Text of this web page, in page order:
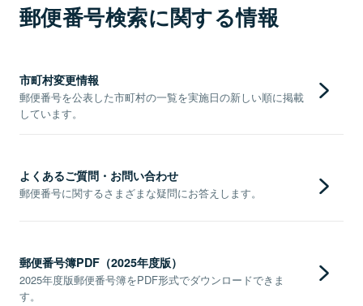
郵便番号検索に関する情報
市町村変更情報
郵便番号を公表した市町村の一覧を実施日の新しい順に掲載
しています。
よくあるご質問・お問い合わせ
郵便番号に関するさまざまな疑問にお答えします。
郵便番号簿PDF（2025年度版）
2025年度版郵便番号簿をPDF形式でダウンロードできま
す。